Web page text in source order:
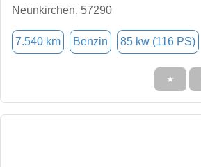
Neunkirchen, 57290
7.540 km Benzin 85 kw (116 PS)
★